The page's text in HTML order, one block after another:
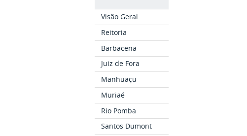
Visão Geral
Reitoria
Barbacena
Juiz de Fora
Manhuaçu
Muriaé
Rio Pomba
Santos Dumont